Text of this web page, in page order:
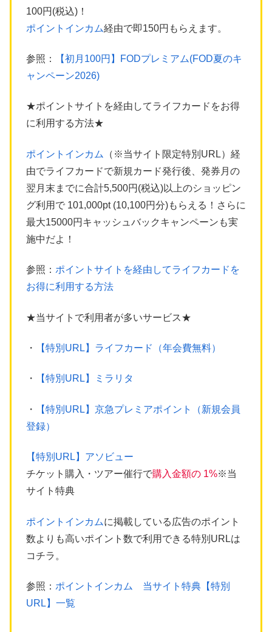
100円(税込)！
ポイントインカム経由で即150円もらえます。
参照：
【初月100円】FODプレミアム(FOD夏のキ
ャンペーン2026)
★ポイントサイトを経由してライフカードをお得
に利用する方法★
ポイントインカム
（※当サイト限定特別URL）経
由でライフカードで新規カード発行後、発券月の
翌月末までに合計5,500円(税込)以上のショッピン
グ利用で 101,000pt (10,100円分)もらえる！さらに
最大15000円キャッシュバックキャンペーンも実
施中だよ！
参照： ポイントサイトを経由してライフカードを
お得に利用する方法
★当サイトで利用者が多いサービス★
・ 【特別URL】ライフカード（年会費無料）
・ 【特別URL】ミラリタ
・
【特別URL】京急プレミアポイント（新規会員
登録）
【特別URL】アソビュー
チケット購入・ツアー催行で購入金額の 1%※当
サイト特典
ポイントインカムに掲載している広告のポイント
数よりも高いポイント数で利用できる特別URLは
コチラ。
参照： ポイントインカム 当サイト特典【特別
URL】一覧